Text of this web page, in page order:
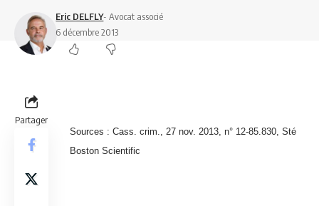
Eric DELFLY- Avocat associé
6 décembre 2013
Partager
Sources : Cass. crim., 27 nov. 2013, n° 12-85.830, Sté
Boston Scientific